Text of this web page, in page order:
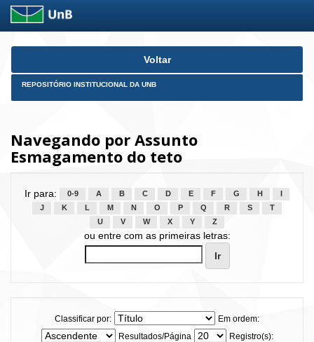
Skip
Voltar
REPOSITÓRIO INSTITUCIONAL DA UNB
Navegando por Assunto
Esmagamento do teto
Ir para: 0-9 A B C D E F G H
J
K L M N O P Q R S
T
U
V W X Y Z
ou entre com as primeiras letras:
Classificar por:
Em ordem:
Resultados/Página
Registro(s):